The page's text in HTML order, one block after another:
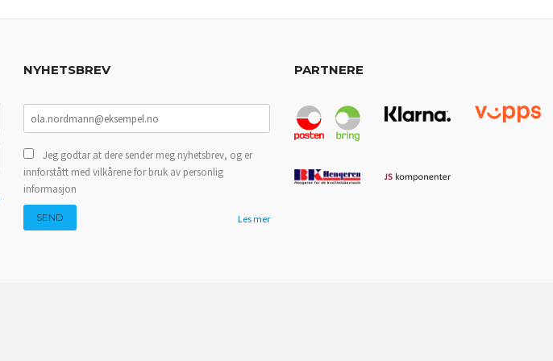
NYHETSBREV
Jeg godtar at dere sender meg nyhetsbrev, og er
innforstått med vilkårene for bruk av personlig
informasjon
Les mer
PARTNERE